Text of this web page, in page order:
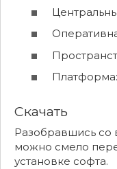
Скачать
Разобравшись со
можно смело
установке софта.